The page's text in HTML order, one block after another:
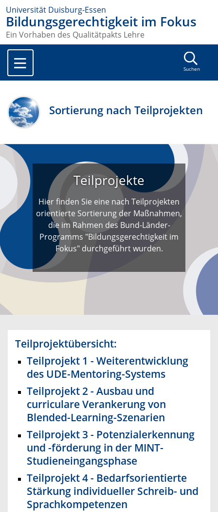
Universität Duisburg-Essen
Bildungsgerechtigkeit im Fokus
Ein Vorhaben des Qualitätpakts Lehre
Suchen
Sortierung nach Teilprojekten
Teilprojekte
Hier finden Sie eine nach Teilprojekten
orientierte Sortierung der Maßnahmen,
die im Rahmen des Bund-Länder-
Programms "Bildungsgerechtigkeit im
Fokus" durchgeführt wurden.
Teilprojektübersicht:
Teilprojekt 1 - Weiterentwicklung
des UDE-Mentoring-Systems
Teilprojekt 2 - Ausbau und
curriculare Verankerung von
Blended-Learning-Szenarien
Teilprojekt 3 - Potenzialerkennung
und -förderung in der MINT-
Studieneingangsphase
Teilprojekt 4 - Bedarfsorientierte
Stärkung individueller Schreib- und
Sprachkompetenzen